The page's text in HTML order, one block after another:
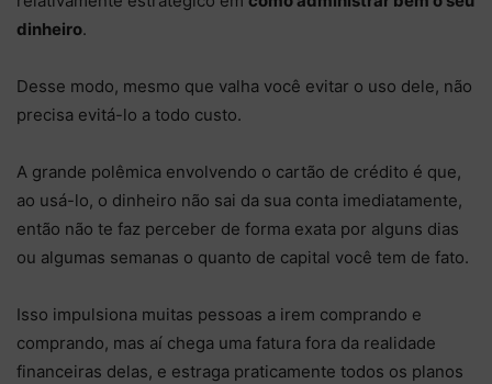
dinheiro.
Desse modo, mesmo que valha você evitar o uso dele, não
precisa evitá-lo a todo custo.
A grande polêmica envolvendo o cartão de crédito é que,
ao usá-lo, o dinheiro não sai da sua conta imediatamente,
então não te faz perceber de forma exata por alguns dias
ou algumas semanas o quanto de capital você tem de fato.
Isso impulsiona muitas pessoas a irem comprando e
comprando, mas aí chega uma fatura fora da realidade
financeiras delas, e estraga praticamente todos os planos